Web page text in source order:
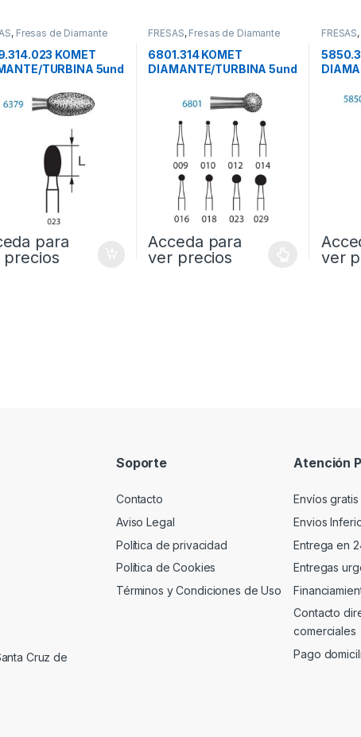
, Fresas de Diamante
KOMET
TURBINA 5und
para
precios
FRESAS, Fresas de Diamante
6801.314 KOMET
DIAMANTE/TURBINA 5und
Acceda para
ver precios
FRESAS,
ver
Cruz de
Soporte
Contacto
Aviso Legal
Política de privacidad
Política de Cookies
Términos y Condiciones de Uso
Atención
Envíos
Envios
Entrega en
Entregas
Contacto
comerciales
Pago